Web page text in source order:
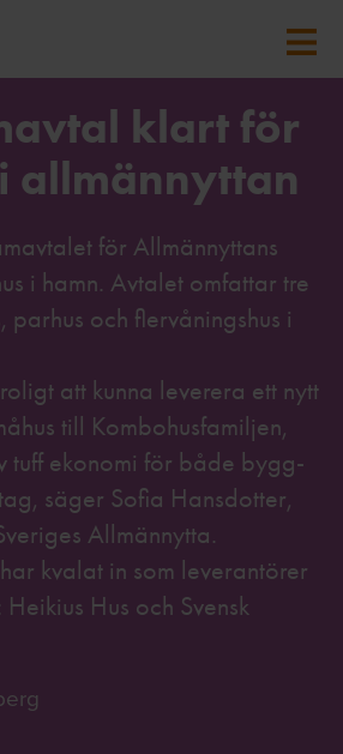
klart för
allmännyttan
för Allmännyttans
i hamn. Avtalet omfattar tre
parhus och flervåningshus i
att kunna leverera ett nytt
till Kombohusfamiljen,
tuff ekonomi för både bygg-
säger Sofia Hansdotter,
Allmännytta.
kvalat in som leverantörer
Hus och Svensk